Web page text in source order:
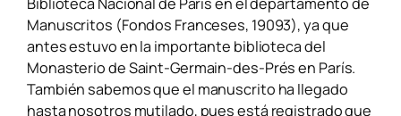
Manuscritos (Fondos Franceses, 19093), ya que
antes estuvo en la importante biblioteca del
Monasterio de Saint-Germain-des-Prés en París.
También sabemos que el manuscrito ha llegado
hastanosotros mutilado, pues está registrado que